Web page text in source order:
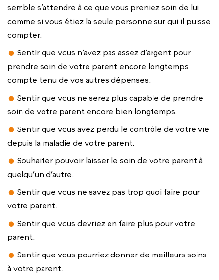
semble s’attendre à ce que vous preniez soin de lui
comme si vous étiez la seule personne sur qui il puisse
compter.
Sentir que vous n’avez pas assez d’argent pour
prendre soin de votre parent encore longtemps
compte tenu de vos autres dépenses.
Sentir que vous ne serez plus capable de prendre
soin de votre parent encore bien longtemps.
Sentir que vous avez perdu le contrôle de votre vie
depuis la maladie de votre parent.
Souhaiter pouvoir laisser le soin de votre parent à
quelqu’un d’autre.
Sentir que vous ne savez pas trop quoi faire pour
votre parent.
Sentir que vous devriez en faire plus pour votre
parent.
Sentir que vous pourriez donner de meilleurs soins
à votre parent.